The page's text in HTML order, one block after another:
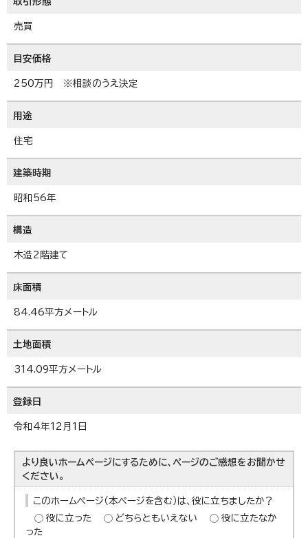
売買
目安価格
250万円 ※相談のうえ決定
用途
住宅
建築時期
昭和56年
構造
木造2階建て
床面積
84.46平方メートル
土地面積
314.09平方メートル
登録日
令和4年12月1日
より良いホームページにするために、ページのご感想をお聞かせ
ください。
このホームページ（本ページを含む）は、役に立ちましたか？
役に立った
どちらともいえない
役に立たなか
った